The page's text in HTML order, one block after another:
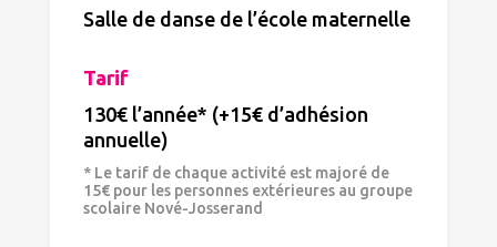
Salle de danse de l’école maternelle
Tarif
130€ l’année* (+15€ d’adhésion
annuelle)
* Le tarif de chaque activité est majoré de
15€ pour les personnes extérieures au groupe
scolaire Nové-Josserand